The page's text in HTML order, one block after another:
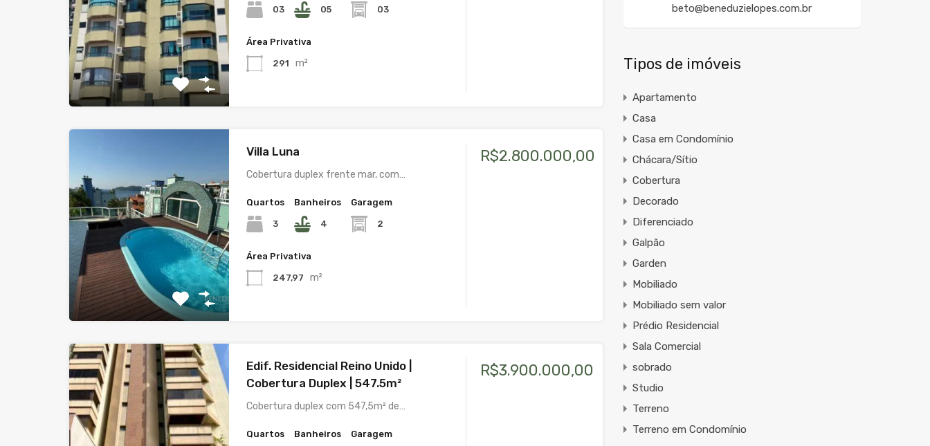
03 05 03
Área Privativa
291 m²
Villa Luna
Cobertura duplex frente mar, com…
Quartos
3
Banheiros
4
Garagem
2
Área Privativa
247,97 m²
R$2.800.000,00
Edif. Residencial Reino Unido |
Cobertura Duplex | 547.5m²
Cobertura duplex com 547,5m² de…
Quartos Banheiros Garagem
R$3.900.000,00
beto@beneduzielopes.com.br
Tipos de imóveis
Apartamento
Casa
Casa em Condomínio
Chácara/Sítio
Cobertura
Decorado
Diferenciado
Galpão
Garden
Mobiliado
Mobiliado sem valor
Prédio Residencial
Sala Comercial
sobrado
Studio
Terreno
Terreno em Condomínio